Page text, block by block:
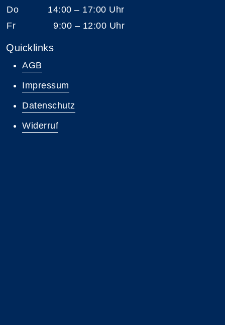
Do
14:00 – 17:00 Uhr
Fr
9:00 – 12:00 Uhr
Quicklinks
AGB
Impressum
Datenschutz
Widerruf